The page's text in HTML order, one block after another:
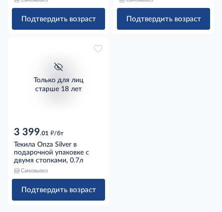
Подтвердить возраст Подтвердить возраст
Только для лиц
старше 18 лет
3 399.01 д/бт
Текила Onza Silver в
подарочной упаковке с
двумя стопками, 0.7л
Самовывоз
Подтвердить возраст